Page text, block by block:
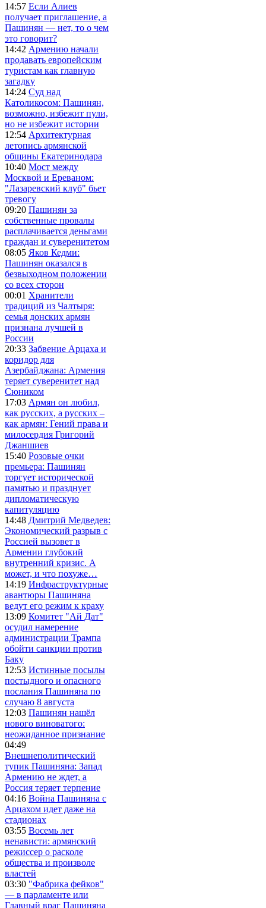
14:57 Если Алиев
получает приглашение, а
Пашинян — нет, то о чем
это говорит?
14:42 Армению начали
продавать европейским
туристам как главную
загадку
14:24 Суд над
Католикосом: Пашинян,
возможно, избежит пули,
но не избежит истории
12:54 Архитектурная
летопись армянской
общины Екатеринодара
10:40 Мост между
Москвой и Ереваном:
"Лазаревский клуб" бьет
тревогу
09:20 Пашинян за
собственные провалы
расплачивается деньгами
граждан и суверенитетом
08:05 Яков Кедми:
Пашинян оказался в
безвыходном положении
со всех сторон
00:01 Хранители
традиций из Чалтыря:
семья донских армян
признана лучшей в
России
20:33 Забвение Арцаха и
коридор для
Азербайджана: Армения
теряет суверенитет над
Сюником
17:03 Армян он любил,
как русских, а русских –
как армян: Гений права и
милосердия Григорий
Джаншиев
15:40 Розовые очки
премьера: Пашинян
торгует исторической
памятью и празднует
дипломатическую
капитуляцию
14:48 Дмитрий Медведев:
Экономический разрыв с
Россией вызовет в
Армении глубокий
внутренний кризис. А
может, и что похуже…
14:19 Инфраструктурные
авантюры Пашиняна
ведут его режим к краху
13:09 Комитет "Ай Дат"
осудил намерение
администрации Трампа
обойти санкции против
Баку
12:53 Истинные посылы
постыдного и опасного
послания Пашиняна по
случаю 8 августа
12:03 Пашинян нашёл
нового виноватого:
неожиданное признание
04:49
Внешнеполитический
тупик Пашиняна: Запад
Армению не ждет, а
Россия теряет терпение
04:16 Война Пашиняна с
Арцахом идет даже на
стадионах
03:55 Восемь лет
ненависти: армянский
режиссер о расколе
общества и произволе
властей
03:30 "Фабрика фейков"
— в парламенте или
Главный враг Пашиняна